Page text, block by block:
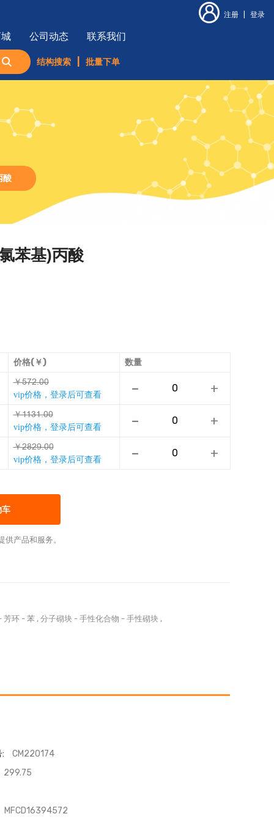
注册 登录
公司动态 联系我们
结构搜索 批量下单
酸
苯基)丙酸
价格(￥) 数量
￥ȬȁƦȺƎƎ
vip价格，登录后可查看
- +
￥ưưǊưȺƎƎ
vip价格，登录后可查看
- +
￥ƦŴƦɅȺƎƎ
vip价格，登录后可查看
- +
车
产品和服务。
芳环- 苯, 分子砌块- 手性化合物 - 手性砌块,
CM220174
299.75
MFCD16394572